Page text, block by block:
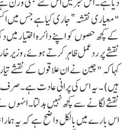
"معیاری نقشہ” جاری کیاہے جس میں
کے کچھ حصوں کو اپنے دائرہ اختیار میں
نقشے پر ردعمل ظاہر کرتے ہوئے، وزیر
کہا کہ "چین نے ان علاقوں کے نقشے
ہیں)۔ یہ اس کی پرانی عادت
نقشے لگانے سے کچھ نہیں بدلتا۔انہوں
اس بارے میں بالکل واضح ہے کہ یہ